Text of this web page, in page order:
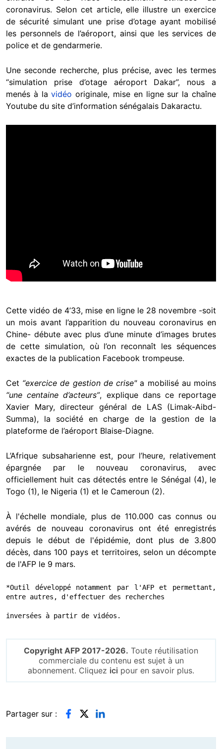
coronavirus. Selon cet article, elle illustre un exercice
de sécurité simulant une prise d’otage ayant mobilisé
les personnels de l’aéroport, ainsi que les services de
police et de gendarmerie.
Une seconde recherche, plus précise, avec les termes
“simulation prise d’otage aéroport Dakar”, nous a
menés à lavidéooriginale, mise en ligne sur la chaîne
Youtube du site d’information sénégalais Dakaractu.
Cette vidéo de 4’33, mise en ligne le 28 novembre -soit
un mois avant l’apparition du nouveau coronavirus en
Chine- débute avec plus d’une minute d’images brutes
de cette simulation, où l’on reconnaît les séquences
exactes de la publication Facebook trompeuse.
Cet “exercice de gestion de crise"a mobilisé au moins
“une centaine d’acteurs”, explique dans ce reportage
Xavier Mary, directeur général de LAS (Limak-Aibd-
Summa), la société en charge de la gestion de la
plateforme de l’aéroport Blaise-Diagne.
L’Afrique subsaharienne est, pour l’heure, relativement
épargnée par le nouveau coronavirus, avec
officiellement huit cas détectés entre le Sénégal (4), le
Togo (1), le Nigeria (1) et le Cameroun (2).
À l'échelle mondiale, plus de 110.000 cas connus ou
avérés de nouveau coronavirus ont été enregistrés
depuis le début de l'épidémie, dont plus de 3.800
décès, dans 100 pays et territoires, selon un décompte
de l'AFP le 9 mars.
*Outil développé notamment par l'AFP et permettant,
entre autres, d'effectuer des recherches
inversées à partir de vidéos.
Copyright AFP 2017-2026. Toute réutilisation
commerciale du contenu est sujet à un
abonnement. Cliquez ici pour en savoir plus.
Partager sur :